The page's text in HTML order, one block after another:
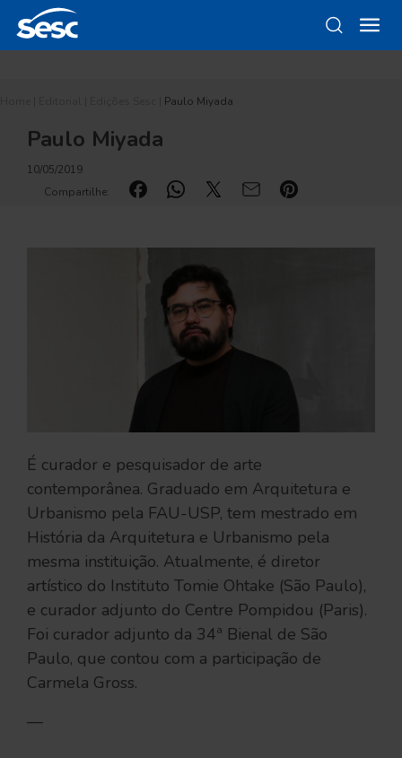
Paulo Miyada
Paulo Miyada
10/05/2019
Compartilhe:
É curador e pesquisador de arte
contemporânea. Graduado em Arquitetura e
Urbanismo pela FAU-USP, tem mestrado em
História da Arquitetura e Urbanismo pela
mesma instituição. Atualmente, é diretor
artístico do Instituto Tomie Ohtake (São Paulo),
e curador adjunto do Centre Pompidou (Paris).
Foi curador adjunto da 34ª Bienal de São
Paulo, que contou com a participação de
Carmela Gross.
—